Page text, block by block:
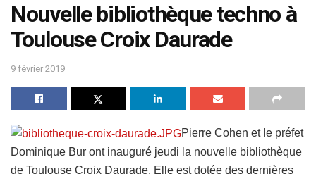
Nouvelle bibliothèque techno à
Toulouse Croix Daurade
9 février 2019
Pierre Cohen et le préfet
Dominique Bur ont inauguré jeudi la nouvelle bibliothèque
de Toulouse Croix Daurade. Elle est dotée des dernières